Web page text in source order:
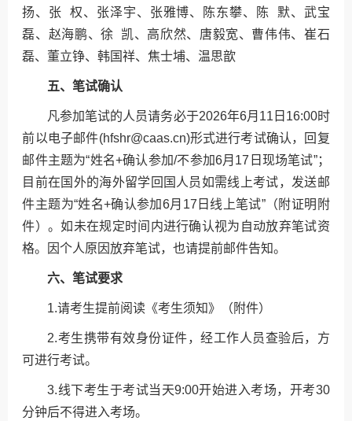
扬、张 权、张泽宇、张雅博、陈东攀、陈 默、武宝
磊、赵海鹏、徐 凯、高欣然、唐毅宽、曹伟伟、崔石
磊、董立铮、韩国祥、焦士埔、温思歆
五、笔试确认
凡参加笔试的人员请务必于2026年6月11日16:00时
前以电子邮件(hfshr@caas.cn)形式进行考试确认，回复
邮件主题为“姓名+确认参加/不参加6月17日现场笔试”；
目前在国外的海外留学回国人员如需线上考试，发送邮
件主题为“姓名+确认参加6月17日线上笔试”（附证明附
件）。如未在规定时间内进行确认视为自动放弃笔试资
格。因个人原因放弃笔试，也请提前邮件告知。
六、笔试要求
1.请考生提前阅读《考生须知》（附件）
2.考生携带有效身份证件，经工作人员查验后，方
可进行考试。
3.线下考生于考试当天9:00开始进入考场，开考30
分钟后不得进入考场。